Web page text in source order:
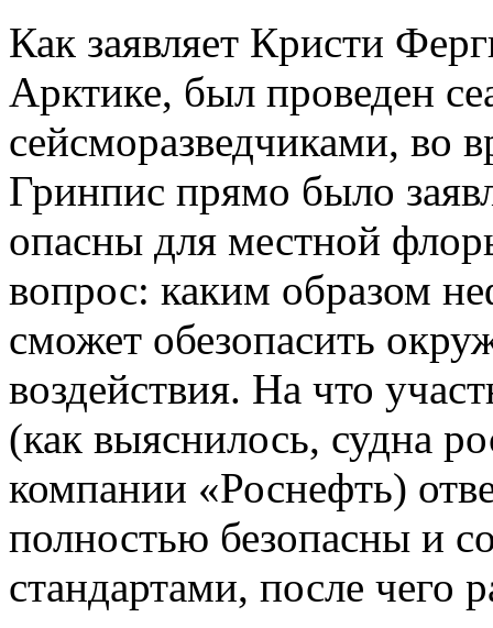
Как заявляет Кристи
Арктике, был проведен
сейсморазведчиками, во
Гринпис прямо было
опасны для местной
вопрос: каким образом
сможет обезопасить
воздействия. На что
(как выяснилось, судна
компании «Роснефть)
полностью безопасны и
стандартами, после чего